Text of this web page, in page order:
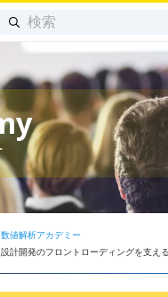
値解析アカデミー
計開発のフロントローディングを支え